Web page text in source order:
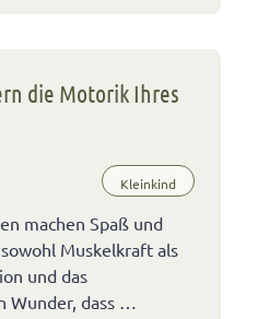
die Motorik Ihres
Kleinkind
machen Spaß und
Muskelkraft als
und das
Wunder, dass …